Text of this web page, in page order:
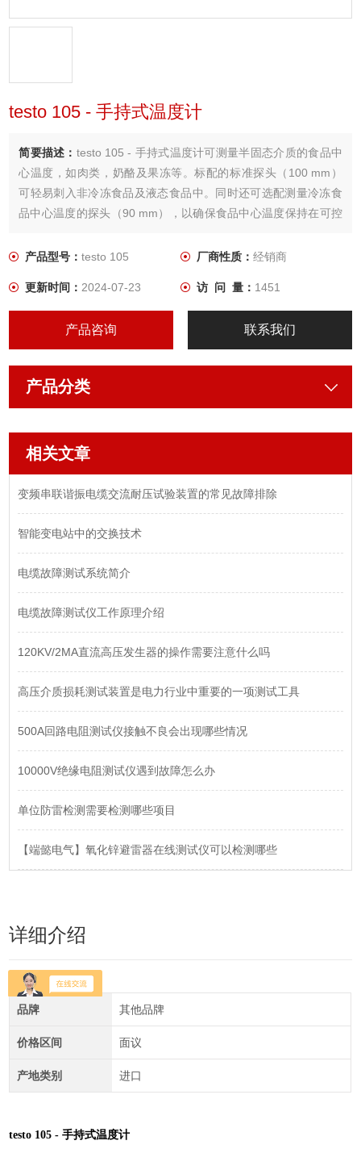
testo 105 - 手持式温度计
简要描述： testo 105 - 手持式温度计可测量半固态介质的食品中
心温度，如肉类，奶酪及果冻等。标配的标准探头（100 mm）
可轻易刺入非冷冻食品及液态食品中。同时还可选配测量冷冻食
品中心温度的探头（90 mm），以确保食品中心温度保持在可控
mm）探头均适用于液态食品的温度测量。
产品型号：testo 105 厂商性质： 经销商
更新时间：2024-07-23 访 问 量： 1451
产品咨询 联系我们
产品分类
相关文章
变频串联谐振电缆交流耐压试验装置的常见故障排除
智能变电站中的交换技术
电缆故障测试系统简介
电缆故障测试仪工作原理介绍
120KV/2MA直流高压发生器的操作需要注意什么吗
高压介质损耗测试装置是电力行业中重要的一项测试工具
500A回路电阻测试仪接触不良会出现哪些情况
10000V绝缘电阻测试仪遇到故障怎么办
单位防雷检测需要检测哪些项目
【端懿电气】氧化锌避雷器在线测试仪可以检测哪些
详细介绍
品牌 其他品牌
价格区间 面议
产地类别 进口
testo 105 - 手持式温度计